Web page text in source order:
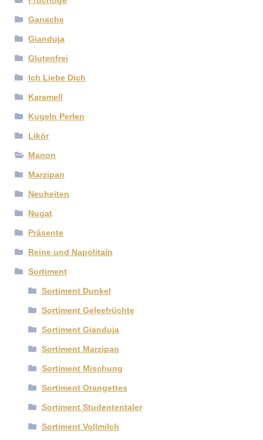
Ganache
Gianduja
Glutenfrei
Ich Liebe Dich
Karamell
Kugeln Perlen
Likör
Manon
Marzipan
Neuheiten
Nugat
Präsente
Reine und Napolitain
Sortiment
Sortiment Dunkel
Sortiment Geleefrüchte
Sortiment Gianduja
Sortiment Marzipan
Sortiment Mischung
Sortiment Orangettes
Sortiment Studententaler
Sortiment Vollmilch